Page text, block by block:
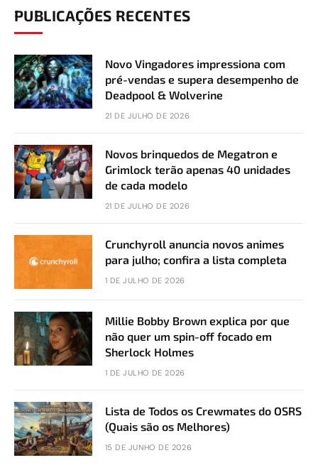
PUBLICAÇÕES RECENTES
Novo Vingadores impressiona com
pré-vendas e supera desempenho de
Deadpool & Wolverine
21 DE JULHO DE 2026
Novos brinquedos de Megatron e
Grimlock terão apenas 40 unidades
de cada modelo
21 DE JULHO DE 2026
Crunchyroll anuncia novos animes
para julho; confira a lista completa
1 DE JULHO DE 2026
Millie Bobby Brown explica por que
não quer um spin-off focado em
Sherlock Holmes
1 DE JULHO DE 2026
Lista de Todos os Crewmates do OSRS
(Quais são os Melhores)
15 DE JUNHO DE 2026